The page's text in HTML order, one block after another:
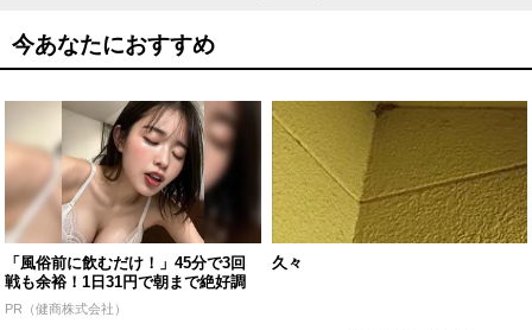
今あなたにおすすめ
「風俗前に飲むだけ！」45分で3回
戦も余裕！1日31円で朝まで絶好調
PR（健商株式会社）
久々